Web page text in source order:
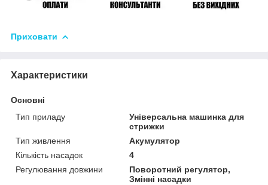
Приховати
Характеристики
Основні
Тип приладу
Універсальна машинка для
стрижки
Тип живлення
Акумулятор
Кількість насадок
4
Регулювання довжини
Поворотний регулятор,
Змінні насадки